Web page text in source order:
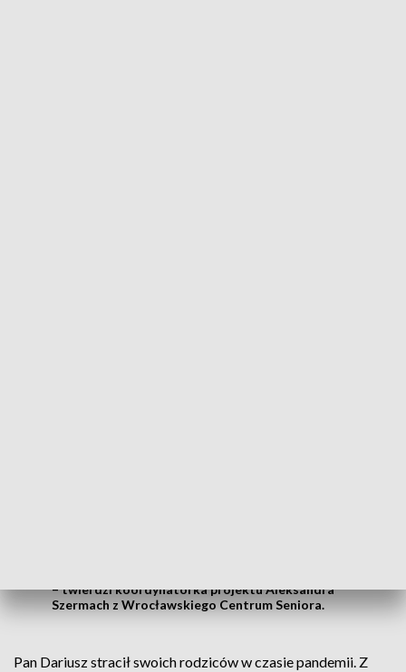
– twierdzi koordynatorka projektu Aleksandra
Szermach z Wrocławskiego Centrum Seniora.
Pan Dariusz stracił swoich rodziców w czasie pandemii. Z